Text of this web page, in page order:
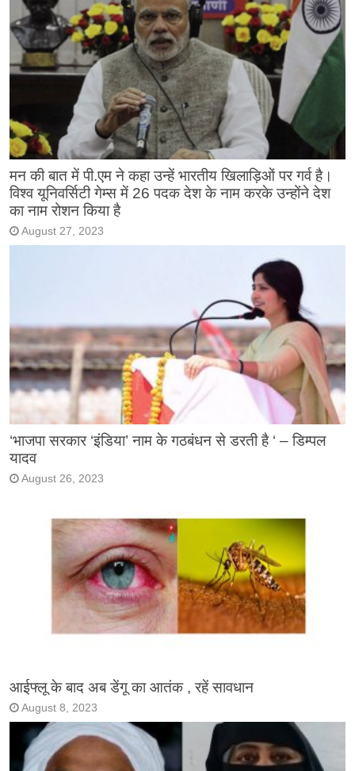
मन की बात में पी.एम ने कहा उन्हें भारतीय खिलाड़िओं पर गर्व है।
विश्व यूनिवर्सिटी गेम्स में 26 पदक देश के नाम करके उन्होंने देश
का नाम रोशन किया है
August 27, 2023
‘भाजपा सरकार ‘इंडिया’ नाम के गठबंधन से डरती है ‘ – डिम्पल
यादव
August 26, 2023
आईफ्लू के बाद अब डेंगू का आतंक , रहें सावधान
August 8, 2023